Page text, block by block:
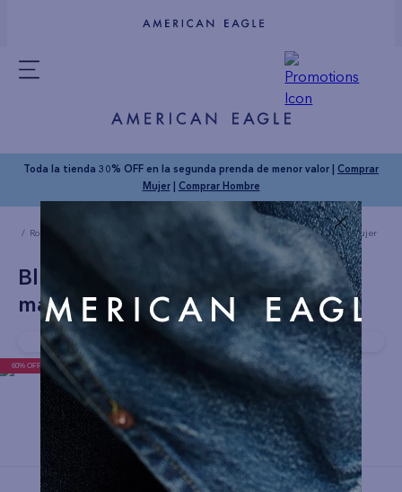
Toda la tienda 30% OFF en la segunda prenda de menor valor | Comprar
Mujer| Comprar Hombre
Ropa Mujer Blusa AE cuello redondo sin mangas para mujer
Blusa AE cuello redondo sin
mangas para mujer
Última unidad disponible
60% OFF